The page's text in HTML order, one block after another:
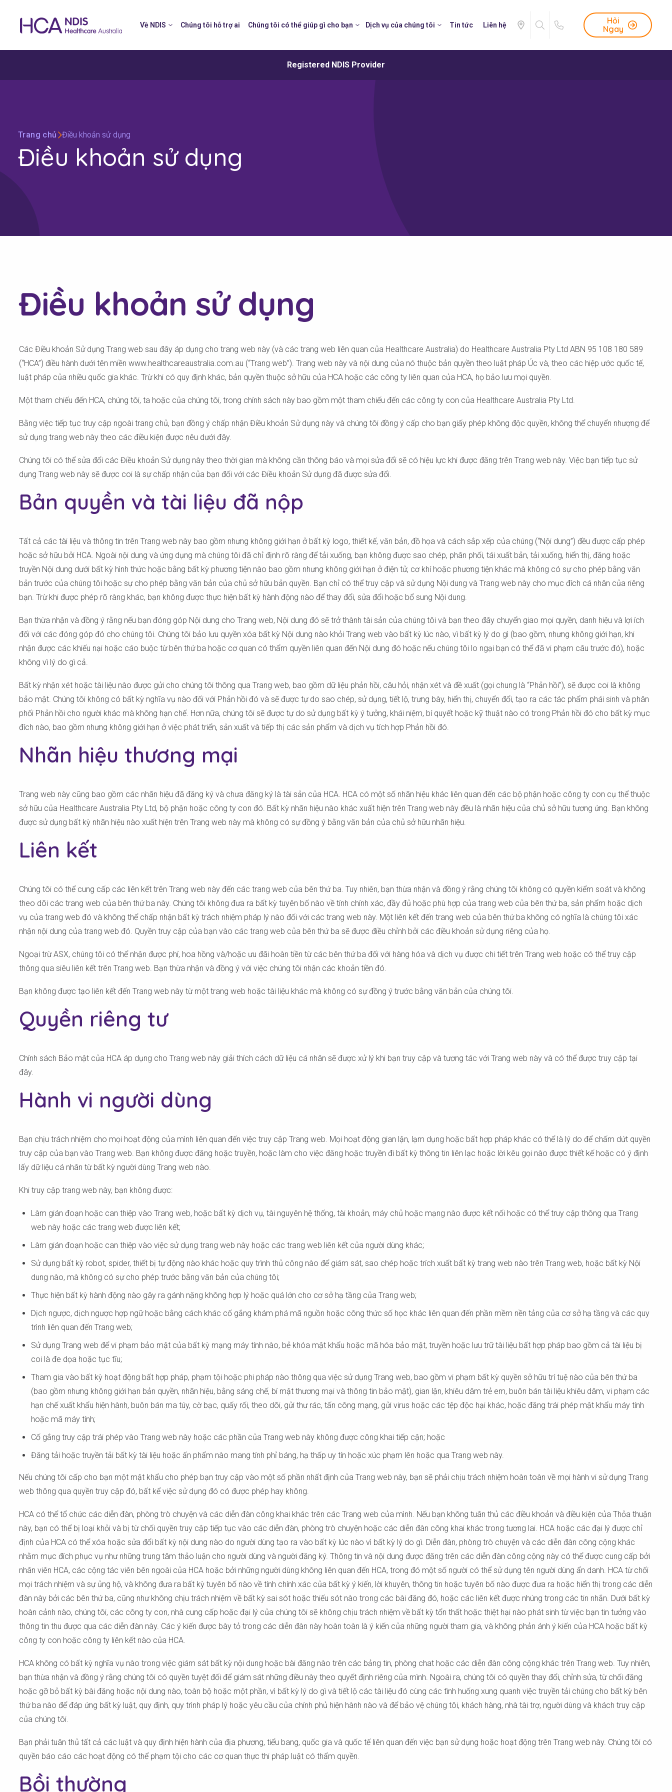
Registered NDIS Provider
Về NDIS Chúng tôi hỗ trợ ai Chúng tôi có thể giúp gì cho bạn Dịch vụ của chúng tôi Tin tức Liên hệ
Hỏi
Ngay
Trang chủ Điều khoản sử dụng
Điều khoản sử dụng
Điều khoản sử dụng
Các Điều khoản Sử dụng Trang web sau đây áp dụng cho trang web này (và các trang web liên quan của Healthcare Australia) do Healthcare Australia Pty Ltd ABN 95 108 180 589
(“HCA”) điều hành dưới tên miền www.healthcareaustralia.com.au (“Trang web”). Trang web này và nội dung của nó thuộc bản quyền theo luật pháp Úc và, theo các hiệp ước quốc tế,
luật pháp của nhiều quốc gia khác. Trừ khi có quy định khác, bản quyền thuộc sở hữu của HCA hoặc các công ty liên quan của HCA, họ bảo lưu mọi quyền.
Một tham chiếu đến HCA, chúng tôi, ta hoặc của chúng tôi, trong chính sách này bao gồm một tham chiếu đến các công ty con của Healthcare Australia Pty Ltd.
Bằng việc tiếp tục truy cập ngoài trang chủ, bạn đồng ý chấp nhận Điều khoản Sử dụng này và chúng tôi đồng ý cấp cho bạn giấy phép không độc quyền, không thể chuyển nhượng để
sử dụng trang web này theo các điều kiện được nêu dưới đây.
Chúng tôi có thể sửa đổi các Điều khoản Sử dụng này theo thời gian mà không cần thông báo và mọi sửa đổi sẽ có hiệu lực khi được đăng trên Trang web này. Việc bạn tiếp tục sử
dụng Trang web này sẽ được coi là sự chấp nhận của bạn đối với các Điều khoản Sử dụng đã được sửa đổi.
Bản quyền và tài liệu đã nộp
Tất cả các tài liệu và thông tin trên Trang web này bao gồm nhưng không giới hạn ở bất kỳ logo, thiết kế, văn bản, đồ họa và cách sắp xếp của chúng (“Nội dung”) đều được cấp phép
hoặc sở hữu bởi HCA. Ngoài nội dung và ứng dụng mà chúng tôi đã chỉ định rõ ràng để tải xuống, bạn không được sao chép, phân phối, tái xuất bản, tải xuống, hiển thị, đăng hoặc
truyền Nội dung dưới bất kỳ hình thức hoặc bằng bất kỳ phương tiện nào bao gồm nhưng không giới hạn ở điện tử, cơ khí hoặc phương tiện khác mà không có sự cho phép bằng văn
bản trước của chúng tôi hoặc sự cho phép bằng văn bản của chủ sở hữu bản quyền. Bạn chỉ có thể truy cập và sử dụng Nội dung và Trang web này cho mục đích cá nhân của riêng
bạn. Trừ khi được phép rõ ràng khác, bạn không được thực hiện bất kỳ hành động nào để thay đổi, sửa đổi hoặc bổ sung Nội dung.
Bạn thừa nhận và đồng ý rằng nếu bạn đóng góp Nội dung cho Trang web, Nội dung đó sẽ trở thành tài sản của chúng tôi và bạn theo đây chuyển giao mọi quyền, danh hiệu và lợi ích
đối với các đóng góp đó cho chúng tôi. Chúng tôi bảo lưu quyền xóa bất kỳ Nội dung nào khỏi Trang web vào bất kỳ lúc nào, vì bất kỳ lý do gì (bao gồm, nhưng không giới hạn, khi
nhận được các khiếu nại hoặc cáo buộc từ bên thứ ba hoặc cơ quan có thẩm quyền liên quan đến Nội dung đó hoặc nếu chúng tôi lo ngại bạn có thể đã vi phạm câu trước đó), hoặc
không vì lý do gì cả.
Bất kỳ nhận xét hoặc tài liệu nào được gửi cho chúng tôi thông qua Trang web, bao gồm dữ liệu phản hồi, câu hỏi, nhận xét và đề xuất (gọi chung là “Phản hồi”), sẽ được coi là không
bảo mật. Chúng tôi không có bất kỳ nghĩa vụ nào đối với Phản hồi đó và sẽ được tự do sao chép, sử dụng, tiết lộ, trưng bày, hiển thị, chuyển đổi, tạo ra các tác phẩm phái sinh và phân
phối Phản hồi cho người khác mà không hạn chế. Hơn nữa, chúng tôi sẽ được tự do sử dụng bất kỳ ý tưởng, khái niệm, bí quyết hoặc kỹ thuật nào có trong Phản hồi đó cho bất kỳ mục
đích nào, bao gồm nhưng không giới hạn ở việc phát triển, sản xuất và tiếp thị các sản phẩm và dịch vụ tích hợp Phản hồi đó.
Nhãn hiệu thương mại
Trang web này cũng bao gồm các nhãn hiệu đã đăng ký và chưa đăng ký là tài sản của HCA. HCA có một số nhãn hiệu khác liên quan đến các bộ phận hoặc công ty con cụ thể thuộc
sở hữu của Healthcare Australia Pty Ltd, bộ phận hoặc công ty con đó. Bất kỳ nhãn hiệu nào khác xuất hiện trên Trang web này đều là nhãn hiệu của chủ sở hữu tương ứng. Bạn không
được sử dụng bất kỳ nhãn hiệu nào xuất hiện trên Trang web này mà không có sự đồng ý bằng văn bản của chủ sở hữu nhãn hiệu.
Liên kết
Chúng tôi có thể cung cấp các liên kết trên Trang web này đến các trang web của bên thứ ba. Tuy nhiên, bạn thừa nhận và đồng ý rằng chúng tôi không có quyền kiểm soát và không
theo dõi các trang web của bên thứ ba này. Chúng tôi không đưa ra bất kỳ tuyên bố nào về tính chính xác, đầy đủ hoặc phù hợp của trang web của bên thứ ba, sản phẩm hoặc dịch
vụ của trang web đó và không thể chấp nhận bất kỳ trách nhiệm pháp lý nào đối với các trang web này. Một liên kết đến trang web của bên thứ ba không có nghĩa là chúng tôi xác
nhận nội dung của trang web đó. Quyền truy cập của bạn vào các trang web của bên thứ ba sẽ được điều chỉnh bởi các điều khoản sử dụng riêng của họ.
Ngoại trừ ASX, chúng tôi có thể nhận được phí, hoa hồng và/hoặc ưu đãi hoàn tiền từ các bên thứ ba đối với hàng hóa và dịch vụ được chi tiết trên Trang web hoặc có thể truy cập
thông qua siêu liên kết trên Trang web. Bạn thừa nhận và đồng ý với việc chúng tôi nhận các khoản tiền đó.
Bạn không được tạo liên kết đến Trang web này từ một trang web hoặc tài liệu khác mà không có sự đồng ý trước bằng văn bản của chúng tôi.
Quyền riêng tư
Chính sách Bảo mật của HCA áp dụng cho Trang web này giải thích cách dữ liệu cá nhân sẽ được xử lý khi bạn truy cập và tương tác với Trang web này và có thể được truy cập tại
đây.
Hành vi người dùng
Bạn chịu trách nhiệm cho mọi hoạt động của mình liên quan đến việc truy cập Trang web. Mọi hoạt động gian lận, lạm dụng hoặc bất hợp pháp khác có thể là lý do để chấm dứt quyền
truy cập của bạn vào Trang web. Bạn không được đăng hoặc truyền, hoặc làm cho việc đăng hoặc truyền đi bất kỳ thông tin liên lạc hoặc lời kêu gọi nào được thiết kế hoặc có ý định
lấy dữ liệu cá nhân từ bất kỳ người dùng Trang web nào.
Khi truy cập trang web này, bạn không được:
Làm gián đoạn hoặc can thiệp vào Trang web, hoặc bất kỳ dịch vụ, tài nguyên hệ thống, tài khoản, máy chủ hoặc mạng nào được kết nối hoặc có thể truy cập thông qua Trang
web này hoặc các trang web được liên kết;
Làm gián đoạn hoặc can thiệp vào việc sử dụng trang web này hoặc các trang web liên kết của người dùng khác;
Sử dụng bất kỳ robot, spider, thiết bị tự động nào khác hoặc quy trình thủ công nào để giám sát, sao chép hoặc trích xuất bất kỳ trang web nào trên Trang web, hoặc bất kỳ Nội
dung nào, mà không có sự cho phép trước bằng văn bản của chúng tôi;
Thực hiện bất kỳ hành động nào gây ra gánh nặng không hợp lý hoặc quá lớn cho cơ sở hạ tầng của Trang web;
Dịch ngược, dịch ngược hợp ngữ hoặc bằng cách khác cố gắng khám phá mã nguồn hoặc công thức số học khác liên quan đến phần mềm nền tảng của cơ sở hạ tầng và các quy
trình liên quan đến Trang web;
Sử dụng Trang web để vi phạm bảo mật của bất kỳ mạng máy tính nào, bẻ khóa mật khẩu hoặc mã hóa bảo mật, truyền hoặc lưu trữ tài liệu bất hợp pháp bao gồm cả tài liệu bị
coi là đe dọa hoặc tục tĩu;
Tham gia vào bất kỳ hoạt động bất hợp pháp, phạm tội hoặc phi pháp nào thông qua việc sử dụng Trang web, bao gồm vi phạm bất kỳ quyền sở hữu trí tuệ nào của bên thứ ba
(bao gồm nhưng không giới hạn bản quyền, nhãn hiệu, bằng sáng chế, bí mật thương mại và thông tin bảo mật), gian lận, khiêu dâm trẻ em, buôn bán tài liệu khiêu dâm, vi phạm các
hạn chế xuất khẩu hiện hành, buôn bán ma túy, cờ bạc, quấy rối, theo dõi, gửi thư rác, tấn công mạng, gửi virus hoặc các tệp độc hại khác, hoặc đăng trái phép mật khẩu máy tính
hoặc mã máy tính;
Cố gắng truy cập trái phép vào Trang web này hoặc các phần của Trang web này không được công khai tiếp cận; hoặc
Đăng tải hoặc truyền tải bất kỳ tài liệu hoặc ấn phẩm nào mang tính phỉ báng, hạ thấp uy tín hoặc xúc phạm lên hoặc qua Trang web này.
Nếu chúng tôi cấp cho bạn một mật khẩu cho phép bạn truy cập vào một số phần nhất định của Trang web này, bạn sẽ phải chịu trách nhiệm hoàn toàn về mọi hành vi sử dụng Trang
web thông qua quyền truy cập đó, bất kể việc sử dụng đó có được phép hay không.
HCA có thể tổ chức các diễn đàn, phòng trò chuyện và các diễn đàn công khai khác trên các Trang web của mình. Nếu bạn không tuân thủ các điều khoản và điều kiện của Thỏa thuận
này, bạn có thể bị loại khỏi và bị từ chối quyền truy cập tiếp tục vào các diễn đàn, phòng trò chuyện hoặc các diễn đàn công khai khác trong tương lai. HCA hoặc các đại lý được chỉ
định của HCA có thể xóa hoặc sửa đổi bất kỳ nội dung nào do người dùng tạo ra vào bất kỳ lúc nào vì bất kỳ lý do gì. Diễn đàn, phòng trò chuyện và các diễn đàn công cộng khác
nhằm mục đích phục vụ như những trung tâm thảo luận cho người dùng và người đăng ký. Thông tin và nội dung được đăng trên các diễn đàn công cộng này có thể được cung cấp bởi
nhân viên HCA, các cộng tác viên bên ngoài của HCA hoặc bởi những người dùng không liên quan đến HCA, trong đó một số người có thể sử dụng tên người dùng ẩn danh. HCA từ chối
mọi trách nhiệm và sự ủng hộ, và không đưa ra bất kỳ tuyên bố nào về tính chính xác của bất kỳ ý kiến, lời khuyên, thông tin hoặc tuyên bố nào được đưa ra hoặc hiển thị trong các diễn
đàn này bởi các bên thứ ba, cũng như không chịu trách nhiệm về bất kỳ sai sót hoặc thiếu sót nào trong các bài đăng đó, hoặc các liên kết được nhúng trong các tin nhắn. Dưới bất kỳ
hoàn cảnh nào, chúng tôi, các công ty con, nhà cung cấp hoặc đại lý của chúng tôi sẽ không chịu trách nhiệm về bất kỳ tổn thất hoặc thiệt hại nào phát sinh từ việc bạn tin tưởng vào
thông tin thu được qua các diễn đàn này. Các ý kiến được bày tỏ trong các diễn đàn này hoàn toàn là ý kiến của những người tham gia, và không phản ánh ý kiến của HCA hoặc bất kỳ
công ty con hoặc công ty liên kết nào của HCA.
HCA không có bất kỳ nghĩa vụ nào trong việc giám sát bất kỳ nội dung hoặc bài đăng nào trên các bảng tin, phòng chat hoặc các diễn đàn công cộng khác trên Trang web. Tuy nhiên,
bạn thừa nhận và đồng ý rằng chúng tôi có quyền tuyệt đối để giám sát những điều này theo quyết định riêng của mình. Ngoài ra, chúng tôi có quyền thay đổi, chỉnh sửa, từ chối đăng
hoặc gỡ bỏ bất kỳ bài đăng hoặc nội dung nào, toàn bộ hoặc một phần, vì bất kỳ lý do gì và tiết lộ các tài liệu đó cùng các tình huống xung quanh việc truyền tải chúng cho bất kỳ bên
thứ ba nào để đáp ứng bất kỳ luật, quy định, quy trình pháp lý hoặc yêu cầu của chính phủ hiện hành nào và để bảo vệ chúng tôi, khách hàng, nhà tài trợ, người dùng và khách truy cập
của chúng tôi.
Bạn phải tuân thủ tất cả các luật và quy định hiện hành của địa phương, tiểu bang, quốc gia và quốc tế liên quan đến việc bạn sử dụng hoặc hoạt động trên Trang web này. Chúng tôi có
quyền báo cáo các hoạt động có thể phạm tội cho các cơ quan thực thi pháp luật có thẩm quyền.
Bồi thường
Kiểm tra mã bưu chính của bạn
Để xem chúng tôi có phục vụ khu vực của bạn không.